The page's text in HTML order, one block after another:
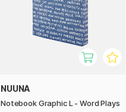
NUUNA
Notebook Graphic L - Word Plays